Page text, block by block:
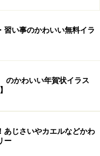
ーフにした壁紙・アイ
素材屋さん。実験のＧ
き場
集。シンプルなアイコ
習い事のかわいい無料イラ
のかわいい年賀状イラス
あじさいやカエルなどかわ
ー